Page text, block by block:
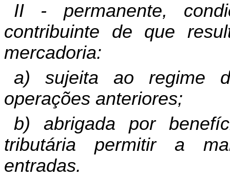
II - permanente,
contribuinte de que
mercadoria:
a) sujeita ao regime
operações anteriores;
b) abrigada por
tributária permitir a
entradas.